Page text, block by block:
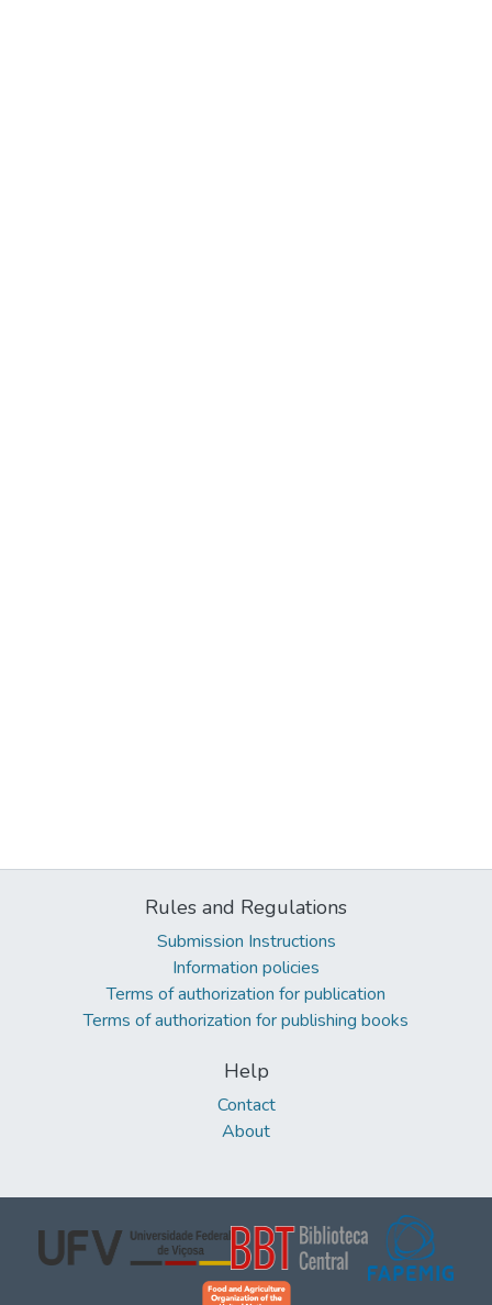
Rules and Regulations
Submission Instructions
Information policies
Terms of authorization for publication
Terms of authorization for publishing books
Help
Contact
About